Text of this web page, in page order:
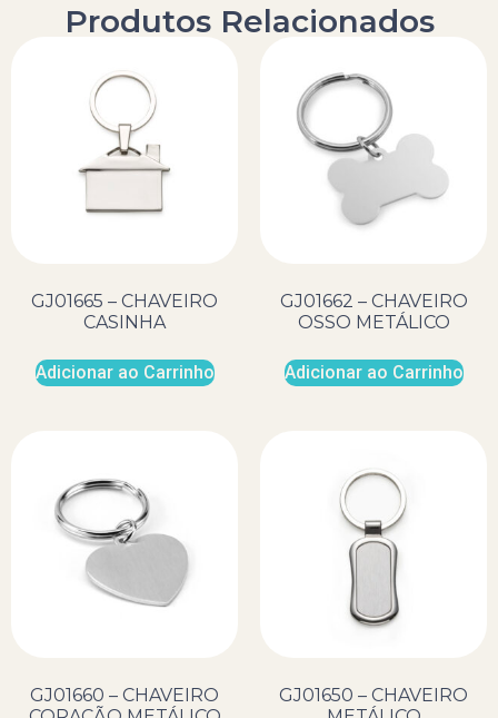
Produtos Relacionados
GJ01665 – CHAVEIRO
CASINHA
Adicionar ao Carrinho
GJ01662 – CHAVEIRO
OSSO METÁLICO
Adicionar ao Carrinho
GJ01660 – CHAVEIRO
GJ01650 – CHAVEIRO